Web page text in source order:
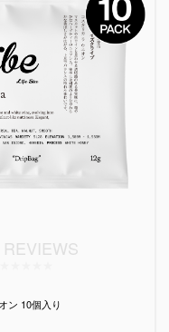
REVIEWS
ン 10個入り